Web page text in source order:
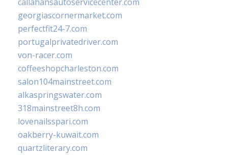
georgiascornermarket.com
perfectfit24-7.com
portugalprivatedriver.com
von-racer.com
coffeeshopcharleston.com
salon104mainstreet.com
alkaspringswater.com
318mainstreet8h.com
lovenailsspari.com
oakberry-kuwait.com
quartzliterary.com